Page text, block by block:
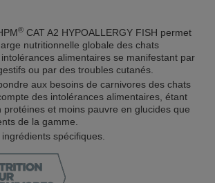
® CAT A2 HYPOALLERGY FISH permet
nutritionnelle globale des chats
alimentaires se manifestant par
ou par des troubles cutanés.
aux besoins de carnivores des chats
des intolérances alimentaires, étant
protéines et moins pauvre en glucides que
de la gamme.
spécifiques.